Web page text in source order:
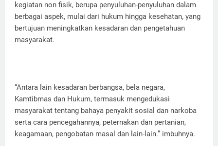
kegiatan non fisik, berupa penyuluhan-penyuluhan dalam
berbagai aspek, mulai dari hukum hingga kesehatan, yang
bertujuan meningkatkan kesadaran dan pengetahuan
masyarakat.
“Antara lain kesadaran berbangsa, bela negara,
Kamtibmas dan Hukum, termasuk mengedukasi
masyarakat tentang bahaya penyakit sosial dan narkoba
serta cara pencegahannya, peternakan dan pertanian,
keagamaan, pengobatan masal dan lain-lain.” imbuhnya.